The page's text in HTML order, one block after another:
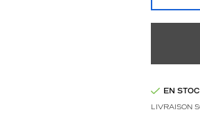
EN
LIVRAISON